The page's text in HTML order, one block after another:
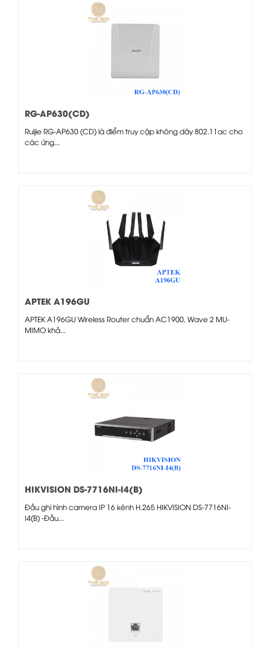
RG-AP630(CD)
Ruijie RG-AP630 (CD) là điểm truy cập không dây 802.11ac cho
các ứng...
APTEK A196GU
APTEK A196GU Wireless Router chuẩn AC1900, Wave 2 MU-
MIMO khả...
HIKVISION DS-7716NI-I4(B)
Đầu ghi hình camera IP 16 kênh H.265 HIKVISION DS-7716NI-
I4(B) -Đầu...